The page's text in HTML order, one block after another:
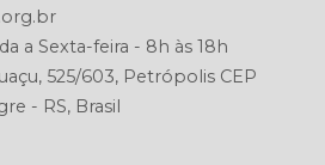
a Sexta-feira - 8h às 18h
525/603, Petrópolis CEP
- RS, Brasil